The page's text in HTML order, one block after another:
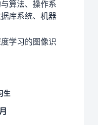
算法、操作系
库系统、机器
学习的图像识
生